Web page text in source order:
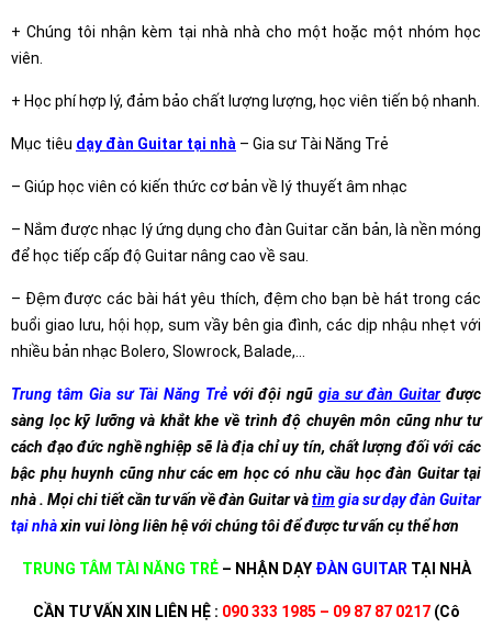
+ Chúng tôi nhận kèm tại nhà nhà cho một hoặc một nhóm học
viên.
+ Học phí hợp lý, đảm bảo chất lượng lượng, học viên tiến bộ nhanh.
Mục tiêu dạy đàn Guitar tại nhà – Gia sư Tài Năng Trẻ
– Giúp học viên có kiến thức cơ bản về lý thuyết âm nhạc
– Nắm được nhạc lý ứng dụng cho đàn Guitar căn bản, là nền móng
để học tiếp cấp độ Guitar nâng cao về sau.
– Đệm được các bài hát yêu thích, đệm cho bạn bè hát trong các
buổi giao lưu, hội họp, sum vầy bên gia đình, các dịp nhậu nhẹt với
nhiều bản nhạc Bolero, Slowrock, Balade,…
Trung tâm Gia sư Tài Năng Trẻvới đội ngũgia sư đàn Guitarđược
sàng lọc kỹ lưỡng và khắt khe về trình độ chuyên môn cũng như tư
cách đạo đức nghề nghiệp sẽ là địa chỉ uy tín, chất lượng đối với các
bậc phụ huynh cũng như các em học có nhu cầu học đàn Guitar tại
nhà . Mọi chi tiết cần tư vấn về đàn Guitar vàtìm gia sưdạy đàn Guitar
tại nhàxin vui lòng liên hệ với chúng tôi để được tư vấn cụ thể hơn
TRUNG TÂM TÀI NĂNG TRẺ – NHẬN DẠY ĐÀN GUITAR TẠI NHÀ
CẦN TƯ VẤN XIN LIÊN HỆ : 090 333 1985 – 09 87 87 0217 (Cô